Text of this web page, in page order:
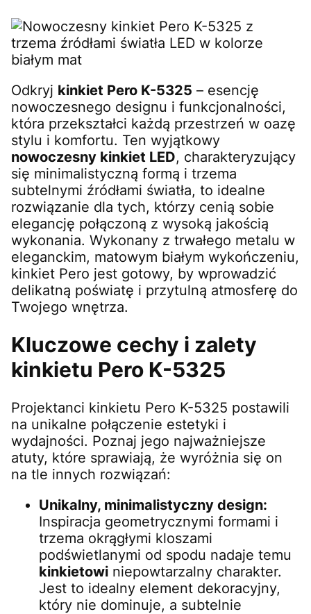
Odkryj kinkiet Pero K-5325 – esencję
nowoczesnego designu i funkcjonalności,
która przekształci każdą przestrzeń w oazę
stylu i komfortu. Ten wyjątkowy
nowoczesny kinkiet LED, charakteryzujący
się minimalistyczną formą i trzema
subtelnymi źródłami światła, to idealne
rozwiązanie dla tych, którzy cenią sobie
elegancję połączoną z wysoką jakością
wykonania. Wykonany z trwałego metalu w
eleganckim, matowym białym wykończeniu,
kinkiet Pero jest gotowy, by wprowadzić
delikatną poświatę i przytulną atmosferę do
Twojego wnętrza.
Kluczowe cechy i zalety
kinkietu Pero K-5325
Projektanci kinkietu Pero K-5325 postawili
na unikalne połączenie estetyki i
wydajności. Poznaj jego najważniejsze
atuty, które sprawiają, że wyróżnia się on
na tle innych rozwiązań:
Unikalny, minimalistyczny design:
Inspiracja geometrycznymi formami i
trzema okrągłymi kloszami
podświetlanymi od spodu nadaje temu
kinkietowi niepowtarzalny charakter.
Jest to idealny element dekoracyjny,
który nie dominuje, a subtelnie